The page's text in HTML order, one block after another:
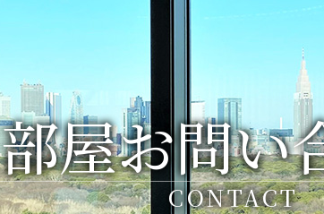
部屋お問い
CONTACT